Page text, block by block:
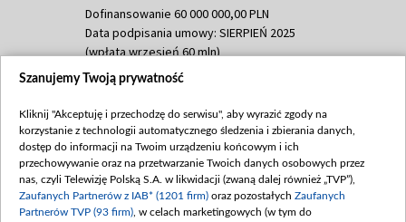
Dofinansowanie 60 000 000,00 PLN
Data podpisania umowy: SIERPIEŃ 2025
(wpłata wrzesień 60 mln)
Dofinansowanie 635 783 051,21 PLN
(wpłata wrzesień 100 mln, październik 350
mln, listopad 265 mln)
Dofinansowanie 48 862 000,00 PLN
Data podpisania umowy: GRUDZIEŃ 2025
(wpłata grudzień 60,548 mln)
Szanujemy Twoją prywatność
Kliknij "Akceptuję i przechodzę do serwisu", aby wyrazić zgody na
korzystanie z technologii automatycznego śledzenia i zbierania danych,
dostęp do informacji na Twoim urządzeniu końcowym i ich
przechowywanie oraz na przetwarzanie Twoich danych osobowych przez
nas, czyli Telewizję Polską S.A. w likwidacji (zwaną dalej również „TVP”),
Zaufanych Partnerów z IAB* (1201 firm) oraz pozostałych Zaufanych
Partnerów TVP (93 firm) , w celach marketingowych (w tym do